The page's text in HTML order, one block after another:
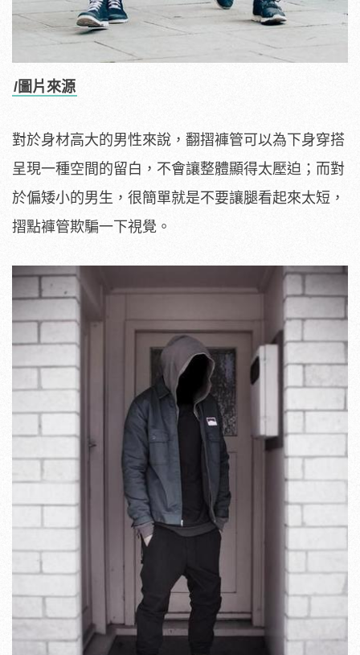
/圖片來源
對於身材高大的男性來說，翻摺褲管可以為下身穿搭
呈現一種空間的留白，不會讓整體顯得太壓迫；而對
於偏矮小的男生，很簡單就是不要讓腿看起來太短，
摺點褲管欺騙一下視覺。